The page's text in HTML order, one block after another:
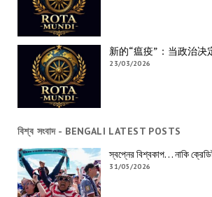
新的“瘟疫”：当政治决
23/03/2026
বিশ্ব সংবাদ - BENGALI LATEST POSTS
স্বপ্নের বিশ্বকাপ… নাকি
31/05/2026